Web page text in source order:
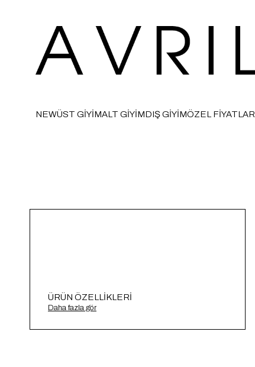
NEWÜST GİYİMALT GİYİMDIŞ GİYİMÖZEL FİYATLAR
ÜRÜN ÖZELLIKLERI
Baskılı Bisiklet Yaka T-Shirt A21197
Daha fazla gör